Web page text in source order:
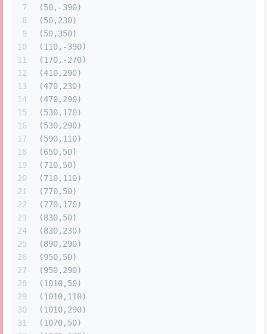
7
8
9
10
11
12
13
14
15
16
17
18
19
20
21
22
23
24
25
26
27
28
29
30
31
(50,-390)
(50,230)
(50,350)
(110,-390)
(170,-270)
(410,290)
(470,230)
(470,290)
(530,170)
(530,290)
(590,110)
(650,50)
(710,50)
(710,110)
(770,50)
(770,170)
(830,50)
(830,230)
(890,290)
(950,50)
(950,290)
(1010,50)
(1010,110)
(1010,290)
(1070,50)